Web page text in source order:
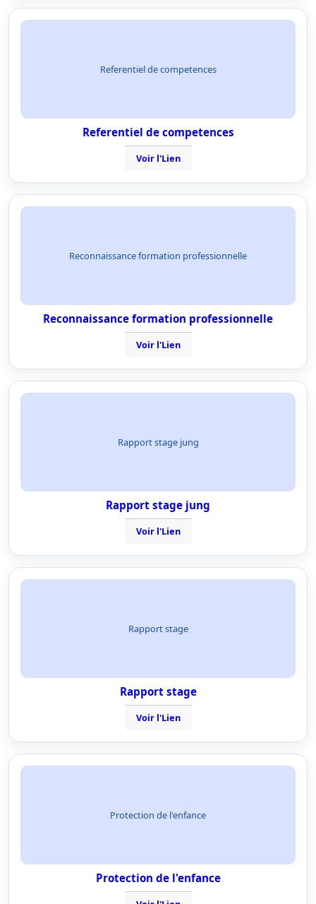
Referentiel de competences
Referentiel de competences
Voir l'Lien
Reconnaissance formation professionnelle
Reconnaissance formation professionnelle
Voir l'Lien
Rapport stage jung
Rapport stage jung
Voir l'Lien
Rapport stage
Rapport stage
Voir l'Lien
Protection de l'enfance
Protection de l'enfance